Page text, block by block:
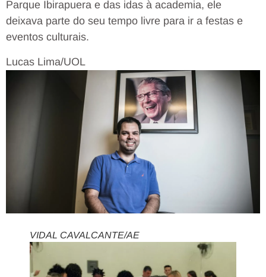
Parque Ibirapuera e das idas à academia, ele
deixava parte do seu tempo livre para ir a festas e
eventos culturais.
Lucas Lima/UOL
VIDAL CAVALCANTE/AE